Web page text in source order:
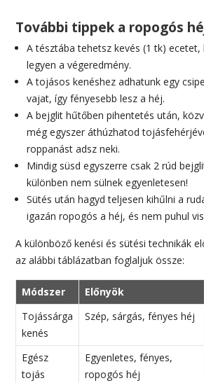
További tippek a ropogós
A tésztába tehetsz kevés (1 tk)
legyen a végeredmény.
A tojásos kenéshez adhatunk egy
vajat, így fényesebb lesz a héj.
A bejglit hűtőben pihentetés után,
még egyszer áthúzhatod
roppanást adsz neki.
Mindig süsd egyszerre csak 2 rúd
különben nem sülnek egyenletesen!
Sütés után hagyd teljesen kihűlni a
igazán ropogós a héj, és nem puhul
A különböző kenési és sütési technikák
az alábbi táblázatban foglaljuk össze:
Módszer Előnyök
Tojássárga
kenés
Szép, sárgás, fényes héj
Egész
tojás
Egyenletes, fényes,
ropogós héj